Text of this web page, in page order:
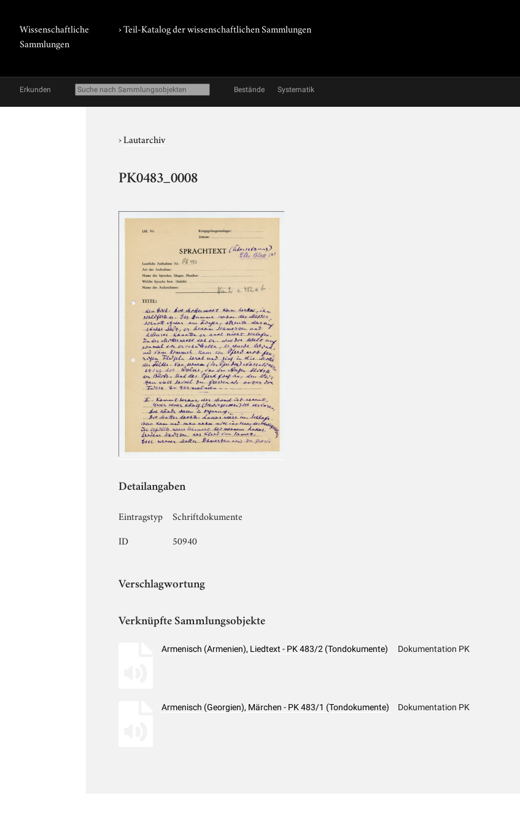
Wissenschaftliche
Sammlungen
› Teil-Katalog der wissenschaftlichen Sammlungen
Erkunden Bestände Systematik
›Lautarchiv
PK0483_0008
Detailangaben
Eintragstyp
Schriftdokumente
ID
50940
Verschlagwortung
Verknüpfte Sammlungsobjekte
Armenisch (Armenien), Liedtext - PK 483/2 (Tondokumente) Dokumentation PK
Armenisch (Georgien), Märchen - PK 483/1 (Tondokumente) Dokumentation PK